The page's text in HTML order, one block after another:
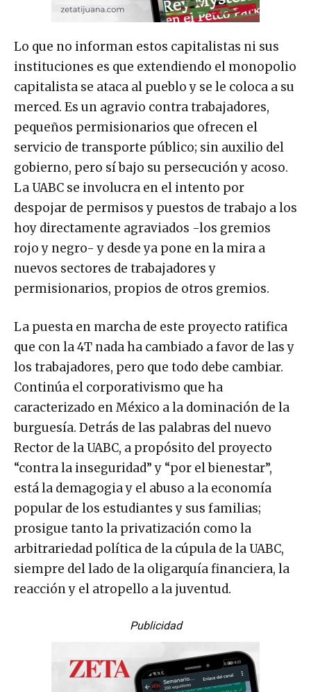
Lo que no informan estos capitalistas ni sus
instituciones es que extendiendo el monopolio
capitalista se ataca al pueblo y se le coloca a su
merced. Es un agravio contra trabajadores,
pequeños permisionarios que ofrecen el
servicio de transporte público; sin auxilio del
gobierno, pero sí bajo su persecución y acoso.
La UABC se involucra en el intento por
despojar de permisos y puestos de trabajo a los
hoy directamente agraviados -los gremios
rojo y negro- y desde ya pone en la mira a
nuevos sectores de trabajadores y
permisionarios, propios de otros gremios.
La puesta en marcha de este proyecto ratifica
que con la 4T nada ha cambiado a favor de las y
los trabajadores, pero que todo debe cambiar.
Continúa el corporativismo que ha
caracterizado en México a la dominación de la
burguesía. Detrás de las palabras del nuevo
Rector de la UABC, a propósito del proyecto
“contra la inseguridad” y “por el bienestar”,
está la demagogia y el abuso a la economía
popular de los estudiantes y sus familias;
prosigue tanto la privatización como la
arbitrariedad política de la cúpula de la UABC,
siempre del lado de la oligarquía financiera, la
reacción y el atropello a la juventud.
Publicidad